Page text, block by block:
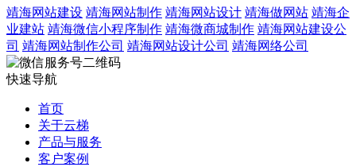
靖海网站建设 靖海网站制作 靖海网站设计 靖海做网站 靖海企
业建站 靖海微信小程序制作 靖海微商城制作 靖海网站建设公
司 靖海网站制作公司 靖海网站设计公司 靖海网络公司
快速导航
首页
关于云梯
产品与服务
客户案例